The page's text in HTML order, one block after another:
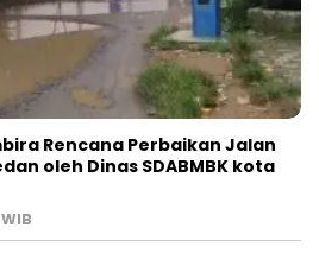
Rencana Perbaikan Jalan
oleh Dinas SDABMBK kota